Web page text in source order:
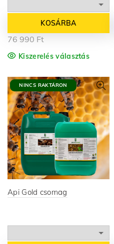
KOSÁRBA
76 990 Ft
Kiszerelés választás
NINCS RAKTÁRON
Api Gold csomag